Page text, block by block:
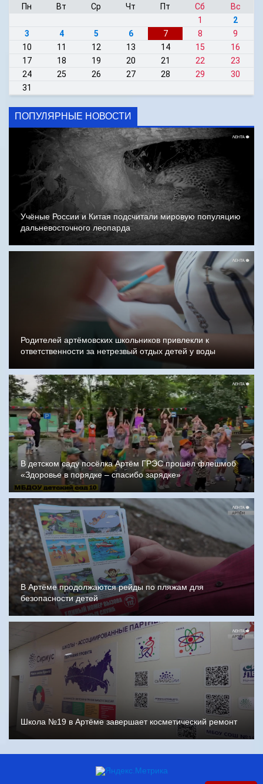
Пн Вт Ср Чт Пт Сб
Вс
1
2
3
4 5 6 7 8
9
10
11 12 13 14 15
16
17
18 19 20 21 22
23
24
25 26 27 28 29
30
31
ПОПУЛЯРНЫЕ НОВОСТИ
Учёные России и Китая подсчитали мировую популяцию
дальневосточного леопарда
Родителей артёмовских школьников привлекли к
ответственности за нетрезвый отдых детей у воды
В детском саду посёлка Артём ГРЭС прошёл флешмоб
«Здоровье в порядке – спасибо зарядке»
В Артёме продолжаются рейды по пляжам для
безопасности детей
Школа №19 в Артёме завершает косметический ремонт